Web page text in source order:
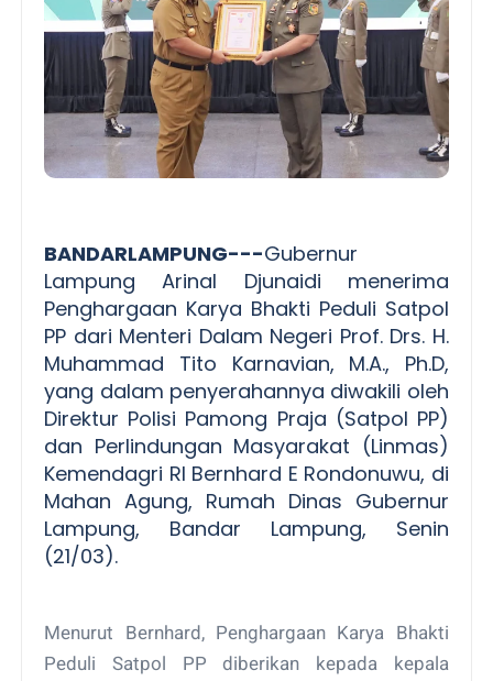
BANDARLAMPUNG---Gubernur
Lampung Arinal Djunaidi menerima
Penghargaan Karya Bhakti Peduli Satpol
PP dari Menteri Dalam Negeri Prof. Drs. H.
Muhammad Tito Karnavian, M.A., Ph.D,
yang dalam penyerahannya diwakili oleh
Direktur Polisi Pamong Praja (Satpol PP)
dan Perlindungan Masyarakat (Linmas)
Kemendagri RI Bernhard E Rondonuwu, di
Mahan Agung, Rumah Dinas Gubernur
Lampung, Bandar Lampung, Senin
(21/03).
Menurut Bernhard, Penghargaan Karya Bhakti
Peduli Satpol PP diberikan kepada kepala